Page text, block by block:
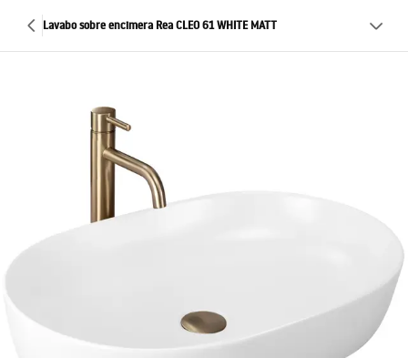
Lavabo sobre encimera Rea CLEO 61 WHITE MATT